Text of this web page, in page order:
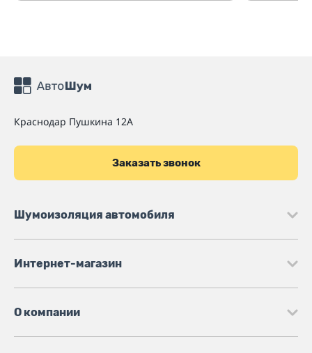
Краснодар Пушкина 12А
Заказать звонок
Шумоизоляция автомобиля
Интернет-магазин
О компании